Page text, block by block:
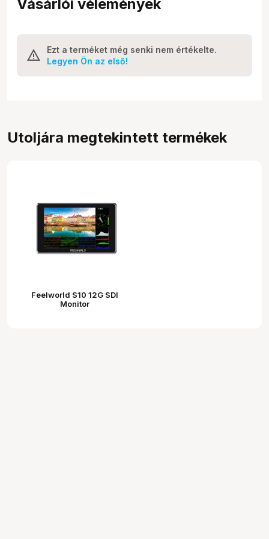
Vásárlói vélemények
Ezt a terméket még senki nem értékelte.
Legyen Ön az első!
Utoljára megtekintett termékek
Feelworld S10 12G SDI
Monitor